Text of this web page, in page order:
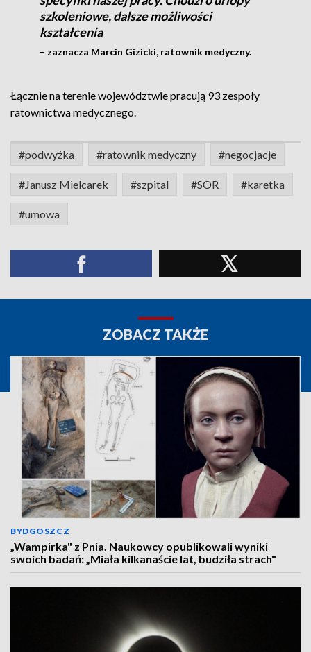
szkoleniowe, dalsze możliwości
kształcenia
– zaznacza Marcin Gizicki, ratownik medyczny.
Łącznie na terenie województwie pracują 93 zespoły
ratownictwa medycznego.
#podwyżka #ratownik medyczny #negocjacje
#Janusz Mielcarek #szpital #SOR #karetka
#umowa
ZOBACZ TAKŻE
BYDGOSZCZ
„Wampirka" z Pnia. Naukowcy opublikowali wyniki
swoich badań: „Miała kilkanaście lat, budziła strach"